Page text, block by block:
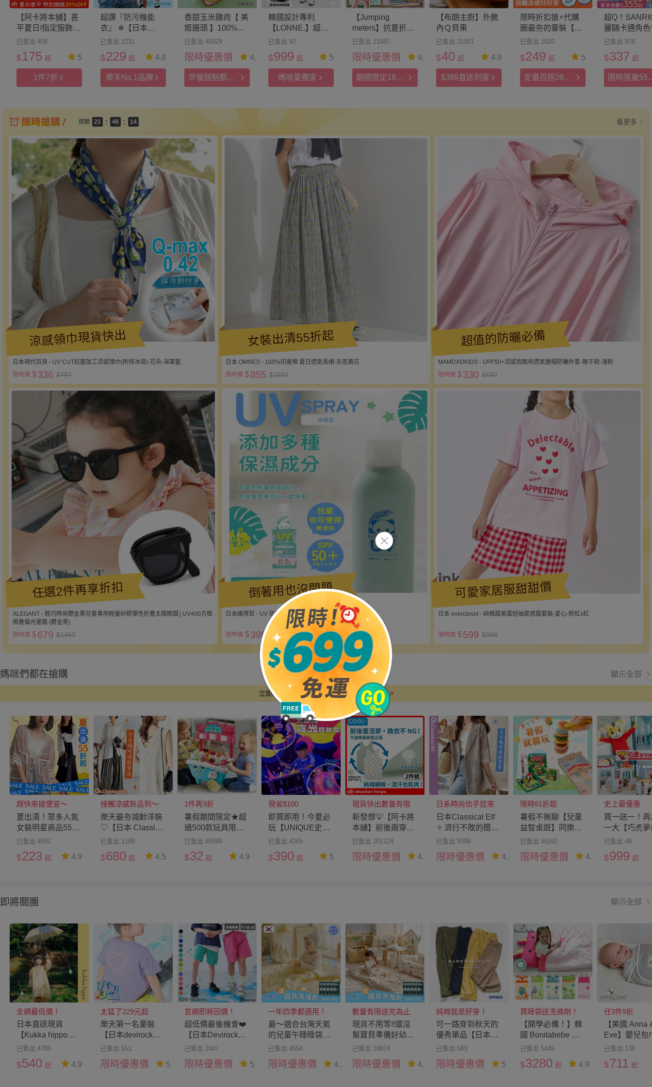
【阿卡將本舖】甚
平夏日/指定服飾限
定優惠_7折
已售出 408
$175 起 5
1件7折
超讚『防污機能
衣』 ❄【日本
devirock】100%純
擊！
已售出 2231
$229 起 4.8
樂天No.1品牌
香甜玉米雞肉【 美
姬饅頭 】100%鮮
乳製作｜低鹽低油
已售出 45929
限時優惠價 4.9
早餐甜點都適
合
韓國設計專利
【LONNE.】超～
能裝．旅行防盜包
已售出 92
$999 起 5
媽咪愛獨家
【Jumping
meters】抗夏折
扣！洋裝、夜光T
已售出 11587
限時優惠價 4.9
期間限定188
起
【布朗主廚】外脆
內Ｑ貝果
已售出 31051
$40 起 4.9
$399直送到家
限時折扣搶⚡代購
圈最夯的童裝【日
本 BREEZE】美式
已售出 1020
$249 起 5
定番百搭299
起
超Q！
麗鷗卡通角
童童裝｜110-
套裝一次擁有
已售出 978
$337 起
限時限量55
起
倒數 21 : 4
8
9
6 : 1
8
9
2
7
9
看更多
涼感領巾現貨快出
日本現代百貨 - UV CUT抗菌加工涼感領巾(附保冰袋)-花朵-海軍藍
$797
限時價 $336
女裝出清55折起
日本 OMNES - 100%印度棉 夏日透氣長裙-灰底黃花
$1681
限時價 $855
超值的防曬必備
MAMDADKIDS - UPF50+涼感鳥眼布透氣連帽防曬外套-親子款-淺粉
$530
限時價 $330
任選2件再享折扣
ALEGANT - 輕巧時尚鬱金黑兒童專用輕量矽膠彈性折疊太陽眼鏡│UV400方框
摺疊偏光墨鏡 (鬱金黑)
$1460
限時價 $679
倒著用也沒問題
日本繽得若 - UV 防曬噴霧 SPF50+ PA++++-草本-250g
$699
限時價 $399
可愛家居服甜甜價
日本 evercloset - 純棉甜美風短袖家居服套裝-愛心-粉紅x紅
$998
限時價 $599
媽咪們都在搶購 顯示全部
立即填寫寶寶生日，推薦最合適寶貝的商品 >
趕快來搶便宜～
夏出清！眾多人氣
女裝明星商品55折
起♡把握季末最後
已售出 4552
$223 起 4.9
接觸涼感新品到～
樂天最夯減齡洋裝
♡【日本 Classical
Elf 】時尚丹寧、還
已售出 1188
$680 起 4.5
1件再9折
暑假期間限定★超
過500款玩具限時
降價 ☛手刀開搶
已售出 65099
$32 起 4.9
現省$100
即買即用！今夏必
玩【UNIQUE史萊
姆夜光實驗室】
已售出 4265
$390 起 5
現貨快出數量有限
新發想💡【阿卡將
本舖】前後兩穿背
心，給肌膚會呼吸
已售出 201124
限時優惠價 4.9
日系時尚信手捻來
日本Classical Elf
✧ 流行不敗的簡約
休閒風
已售出 9398
限時優惠價 4.8
限時61折起
暑假不無聊【兒童
益智桌遊】同樂競
賽｜個人解題
已售出 55162
限時優惠價 4.7
史上最優惠
買一送一！
一大【巧虎
園】親子套票
已售出 48
$999 起
即將關團 顯示全部
全網最低價！
日本直送現貨
【Kukka hippo】
萌系兒童雨具
已售出 4785
$540 起 4.9
太猛了229元起
樂天第一名童裝
【日本devirock】
90~160cm都能穿
已售出 551
限時優惠價 5
官網即將回價！
超低價最後機會❤️
【日本Devirock】
水陸二用褲夏季推
已售出 2047
限時優惠價 5
一年四季都適用！
最～適合台灣天氣
的兒童午睡睡袋！
天絲莫代爾Ｘ涼感
已售出 4554
限時優惠價 4.9
數量有限送完為止
現貨不用等‼️還沒
幫寶貝準備好幼兒
園睡袋嗎？現在下
已售出 18974
限時優惠價 4.8
純棉就是好穿！
可一路穿到秋天的
優秀單品【日本
OMNES】定番百
族也OK
已售出 583
限時優惠價 5
買睡袋送洗滌劑！
【開學必備！】韓
國 Bonitabebe ♔
幼兒園厚墊午睡睡
已售出 5445
$3280 起 4.9
任3件9折
【美國 Anna
Eve】嬰兒包
眠毯X保護枕
已售出 138
$711 起